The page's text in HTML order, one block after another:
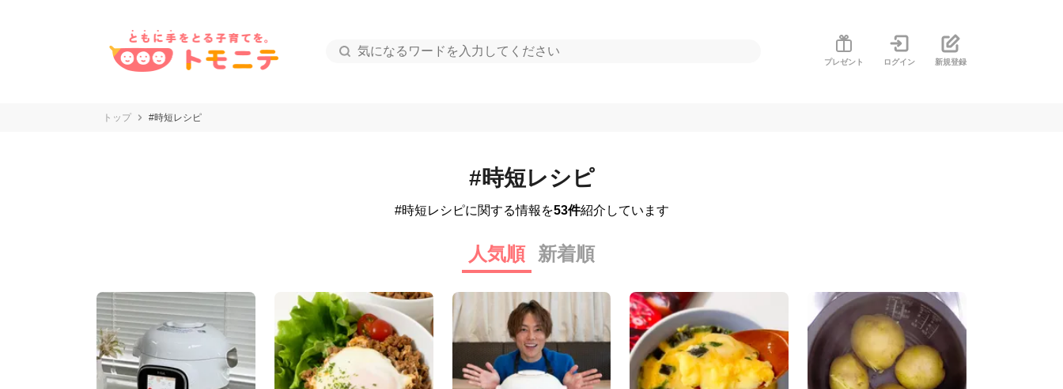
プレゼント ログイン 新規登録
トップ #時短レシピ
#時短レシピ
#時短レシピに関する情報を53件紹介しています
人気順 新着順